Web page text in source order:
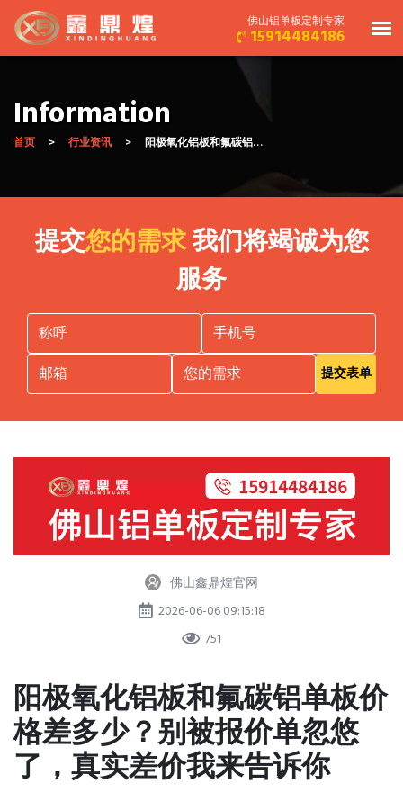
佛山铝单板定制专家
15914484186
Information
首页 行业资讯 阳极氧化铝板和氟碳铝…
提交您的需求我们将竭诚为您
服务
提交表单
佛山鑫鼎煌官网
2026-06-06 09:15:18
751
阳极氧化铝板和氟碳铝单板价
格差多少？别被报价单忽悠
了，真实差价我来告诉你